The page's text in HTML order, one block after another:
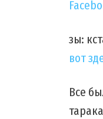
зы:
вот
Все